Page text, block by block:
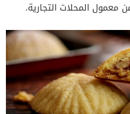
المحلات التجارية.